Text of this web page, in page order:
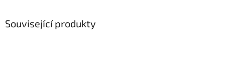
Související produkty